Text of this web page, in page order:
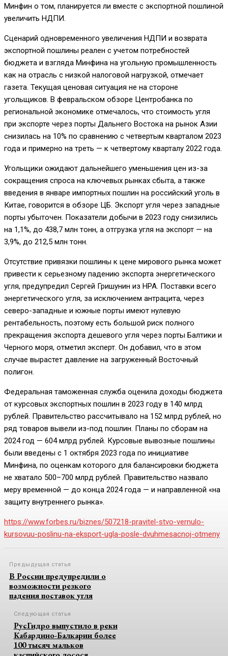
Минфин о том, планируется ли вместе с экспортной пошлиной
увеличить НДПИ.
Сценарий одновременного увеличения НДПИ и возврата
экспортной пошлины реален с учетом потребностей
бюджета и взгляда Минфина на угольную промышленность
как на отрасль с низкой налоговой нагрузкой, отмечает
газета. Текущая ценовая ситуация не на стороне
угольщиков. В февральском обзоре Центробанка по
региональной экономике отмечалось, что стоимость угля
при экспорте через порты Дальнего Востока на рынок Азии
снизилась на 10% по сравнению с четвертым кварталом 2023
года и примерно на треть — к четвертому кварталу 2022 года.
Угольщики ожидают дальнейшего уменьшения цен из-за
сокращения спроса на ключевых рынках сбыта, а также
введения в январе импортных пошлин на российский уголь в
Китае, говорится в обзоре ЦБ. Экспорт угля через западные
порты убыточен. Показатели добычи в 2023 году снизились
на 1,1%, до 438,7 млн тонн, а отгрузка угля на экспорт — на
3,9%, до 212,5 млн тонн.
Отсутствие привязки пошлины к цене мирового рынка может
привести к серьезному падению экспорта энергетического
угля, предупредил Сергей Гришунин из НРА. Поставки всего
энергетического угля, за исключением антрацита, через
северо-западные и южные порты имеют нулевую
рентабельность, поэтому есть большой риск полного
прекращения экспорта дешевого угля через порты Балтики и
Черного моря, отметил эксперт. Он добавил, что в этом
случае вырастет давление на загруженный Восточный
полигон.
Федеральная таможенная служба оценила доходы бюджета
от курсовых экспортных пошлин в 2023 году в 140 млрд
рублей. Правительство рассчитывало на 152 млрд рублей, но
ряд товаров вывели из-под пошлин. Планы по сборам на
2024 год — 604 млрд рублей. Курсовые вывозные пошлины
были введены с 1 октября 2023 года по инициативе
Минфина, по оценкам которого для балансировки бюджета
не хватало 500–700 млрд рублей. Правительство назвало
меру временной — до конца 2024 года — и направленной «на
защиту внутреннего рынка».
https://www.forbes.ru/biznes/507218-pravitel-stvo-vernulo-
kursovuu-poslinu-na-eksport-ugla-posle-dvuhmesacnoj-otmeny
Предыдущая статья
В России предупредили о
возможности резкого
падения поставок угля
Следующая статья
РусГидро выпустило в реки
Кабардино-Балкарии более
100 тысяч мальков